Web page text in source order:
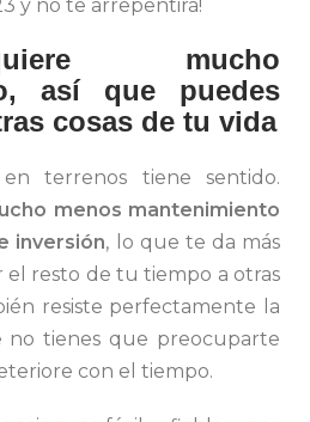
y no te arrepentirá!
mucho
así que puedes
cosas de tu vida
terrenos tiene sentido.
menos mantenimiento
inversión, lo que te da más
el resto de tu tiempo a otras
resiste perfectamente la
no tienes que preocuparte
con el tiempo.